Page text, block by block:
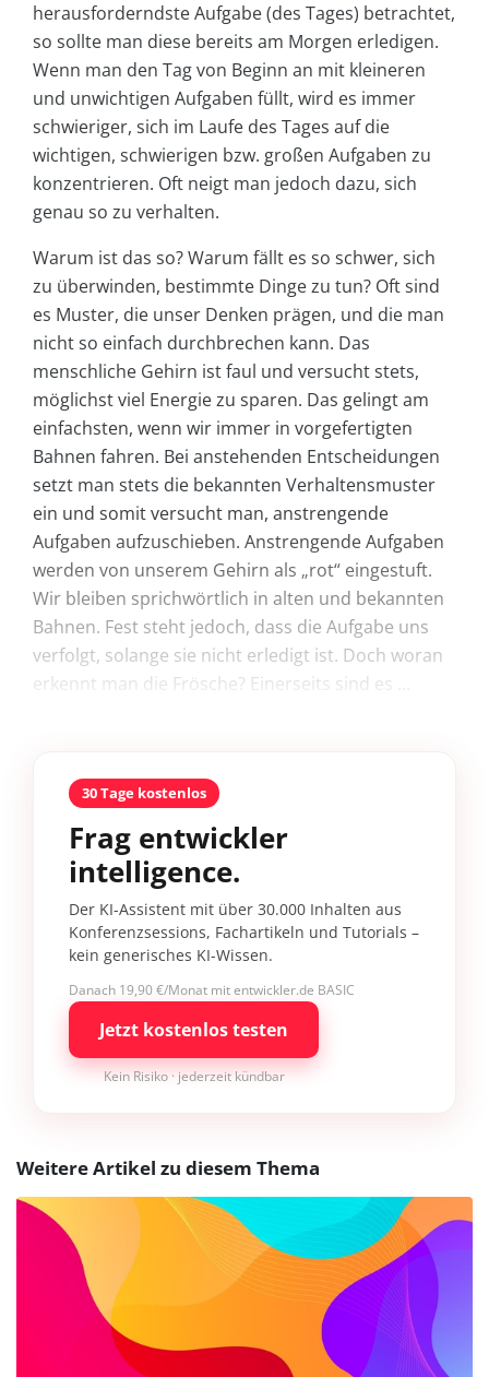
herausforderndste Aufgabe (des Tages) betrachtet,
so sollte man diese bereits am Morgen erledigen.
Wenn man den Tag von Beginn an mit kleineren
und unwichtigen Aufgaben füllt, wird es immer
schwieriger, sich im Laufe des Tages auf die
wichtigen, schwierigen bzw. großen Aufgaben zu
konzentrieren. Oft neigt man jedoch dazu, sich
genau so zu verhalten.
Warum ist das so? Warum fällt es so schwer, sich
zu überwinden, bestimmte Dinge zu tun? Oft sind
es Muster, die unser Denken prägen, und die man
nicht so einfach durchbrechen kann. Das
menschliche Gehirn ist faul und versucht stets,
möglichst viel Energie zu sparen. Das gelingt am
einfachsten, wenn wir immer in vorgefertigten
Bahnen fahren. Bei anstehenden Entscheidungen
setzt man stets die bekannten Verhaltensmuster
ein und somit versucht man, anstrengende
Aufgaben aufzuschieben. Anstrengende Aufgaben
werden von unserem Gehirn als „rot“ eingestuft.
Wir bleiben sprichwörtlich in alten und bekannten
Bahnen. Fest steht jedoch, dass die Aufgabe uns
verfolgt, solange sie nicht erledigt ist. Doch woran
erkennt man die Frösche? Einerseits sind es ...
30 Tage kostenlos
Frag entwickler
intelligence.
Der KI-Assistent mit über 30.000 Inhalten aus
Konferenzsessions, Fachartikeln und Tutorials –
kein generisches KI-Wissen.
Danach 19,90 €/Monat mit entwickler.de BASIC
Jetzt kostenlos testen
Kein Risiko · jederzeit kündbar
Weitere Artikel zu diesem Thema